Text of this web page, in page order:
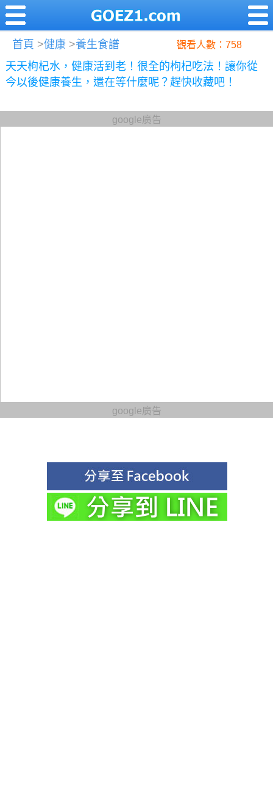
首頁 >健康 >養生食譜 觀看人數：758
天天枸杞水，健康活到老！很全的枸杞吃法！讓你從
今以後健康養生，還在等什麼呢？趕快收藏吧！
google廣告
google廣告